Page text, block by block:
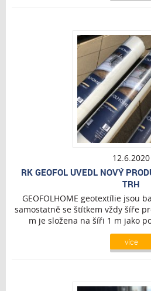
12.6.2020
RK GEOFOL UVEDL NOVÝ
TRH
GEOFOLHOME geotextílie jsou
samostatně se štítkem vždy šíře
m je složena na šíři 1 m jako
zákazníka při
více